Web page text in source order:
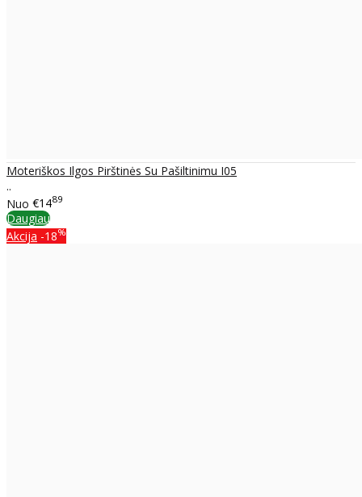
Moteriškos Ilgos Pirštinės Su Pašiltinimu I05
..
Nuo €1489
Daugiau
Akcija -18%